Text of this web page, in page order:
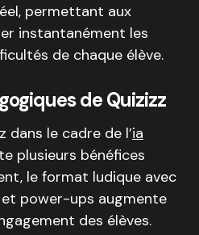
permettant aux
instantanément les
de chaque élève.
de Quizizz
dans le cadre de l’ia
plusieurs bénéfices
le format ludique avec
power-ups augmente
des élèves.